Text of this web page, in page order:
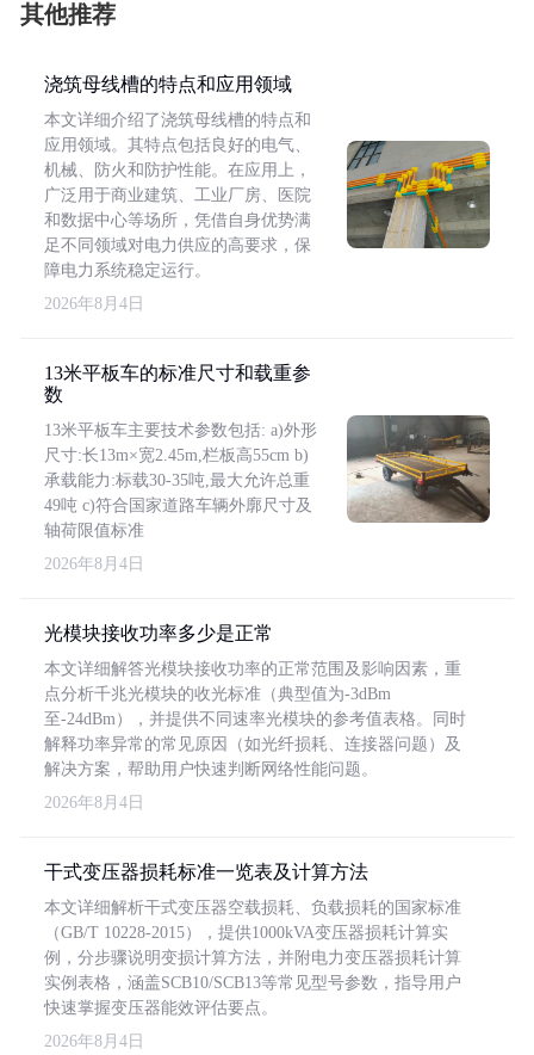
其他推荐
浇筑母线槽的特点和应用领域
本文详细介绍了浇筑母线槽的特点和
应用领域。其特点包括良好的电气、
机械、防火和防护性能。在应用上，
广泛用于商业建筑、工业厂房、医院
和数据中心等场所，凭借自身优势满
足不同领域对电力供应的高要求，保
障电力系统稳定运行。
2026年8月4日
13米平板车的标准尺寸和载重参
数
13米平板车主要技术参数包括: a)外形
尺寸:长13m×宽2.45m,栏板高55cm b)
承载能力:标载30-35吨,最大允许总重
49吨 c)符合国家道路车辆外廓尺寸及
轴荷限值标准
2026年8月4日
光模块接收功率多少是正常
本文详细解答光模块接收功率的正常范围及影响因素，重
点分析千兆光模块的收光标准（典型值为-3dBm
至-24dBm），并提供不同速率光模块的参考值表格。同时
解释功率异常的常见原因（如光纤损耗、连接器问题）及
解决方案，帮助用户快速判断网络性能问题。
2026年8月4日
干式变压器损耗标准一览表及计算方法
本文详细解析干式变压器空载损耗、负载损耗的国家标准
（GB/T 10228-2015），提供1000kVA变压器损耗计算实
例，分步骤说明变损计算方法，并附电力变压器损耗计算
实例表格，涵盖SCB10/SCB13等常见型号参数，指导用户
快速掌握变压器能效评估要点。
2026年8月4日